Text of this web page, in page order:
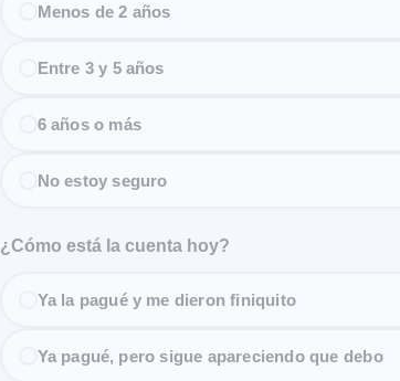
Menos de 2 años
Entre 3 y 5 años
6 años o más
No estoy seguro
¿Cómo está la cuenta hoy?
Ya la pagué y me dieron finiquito
Ya pagué, pero sigue apareciendo que debo